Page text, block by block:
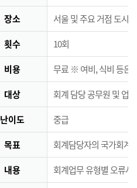
장소 서울 및 주요 거점 도시
횟수 10회
비용 무료 ※ 여비, 식비 등은
대상 회계 담당 공무원 및 업
난이도 중급
목표 회계담당자의 국가회계
내용 회계업무 유형별 오류사